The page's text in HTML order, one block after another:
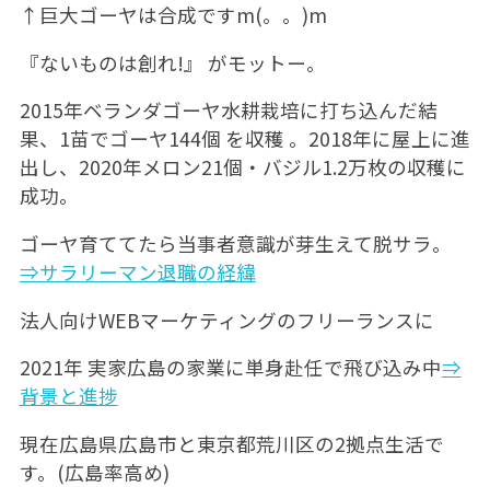
↑巨大ゴーヤは合成ですm(。。)m
『ないものは創れ!』 がモットー。
2015年ベランダゴーヤ水耕栽培に打ち込んだ結
果、1苗でゴーヤ144個 を収穫 。2018年に屋上に進
出し、2020年メロン21個・バジル1.2万枚の収穫に
成功。
ゴーヤ育ててたら当事者意識が芽生えて脱サラ。
⇒サラリーマン退職の経緯
法人向けWEBマーケティングのフリーランスに
2021年 実家広島の家業に単身赴任で飛び込み中⇒
背景と進捗
現在広島県広島市と東京都荒川区の2拠点生活で
す。(広島率高め)